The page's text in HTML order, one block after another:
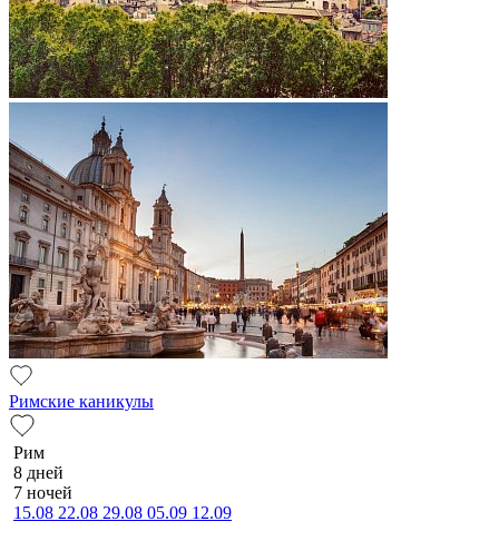
Римские каникулы
Рим
8 дней
7 ночей
15.08 22.08 29.08 05.09 12.09